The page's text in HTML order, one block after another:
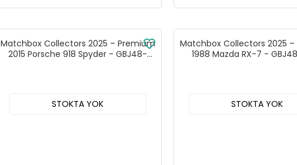
Matchbox Collectors 2025 – Premium
2015 Porsche 918 Spyder - GBJ48-
STOKTA YOK
Matchbox Collectors 2025
1988 Mazda RX-7 -
STOKTA YOK